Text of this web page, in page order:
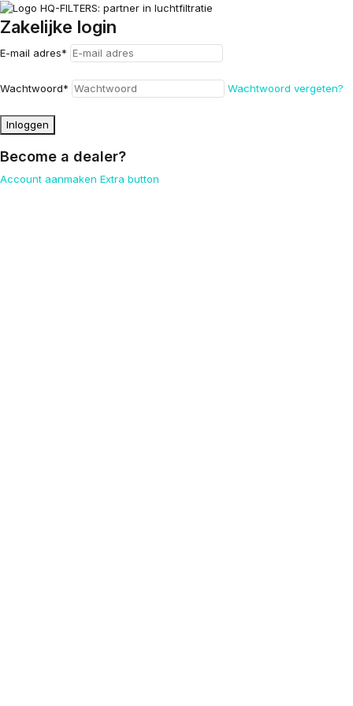
Zakelijke login
E-mail adres*
Wachtwoord* Wachtwoord vergeten?
Inloggen
Become a dealer?
Account aanmaken Extra button